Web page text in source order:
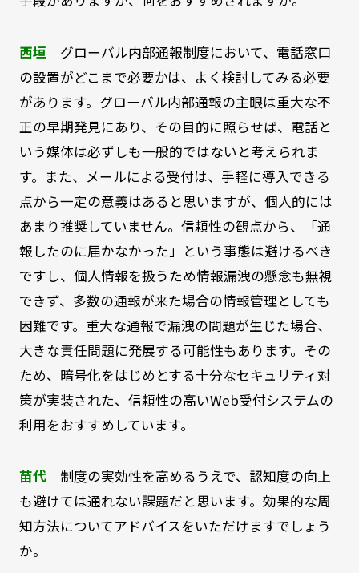
西垣 グローバル内部通報制度において、電話窓口
の設置がどこまで必要かは、よく検討してみる必要
があります。グローバル内部通報の主眼は重大な不
正の早期発見にあり、その目的に照らせば、電話と
いう媒体は必ずしも一般的ではないと考えられま
す。また、メールによる受付は、手軽に導入できる
点から一定の意義はあると思いますが、個人的には
あまり推奨していません。信頼性の観点から、「通
報したのに届かなかった」という事態は避けるべき
ですし、個人情報を扱うため情報漏洩の懸念も無視
できず、多数の通報が来た場合の情報管理としても
困難です。重大な通報で漏洩の問題が生じた場合、
大きな責任問題に発展する可能性もあります。その
ため、暗号化をはじめとする十分なセキュリティ対
策が実装された、信頼性の高いWeb受付システムの
利用をおすすめしています。
苗代制度の実効性を高めるうえで、認知度の向上
も避けては通れない課題だと思います。効果的な周
知方法についてアドバイスをいただけますでしょう
か。